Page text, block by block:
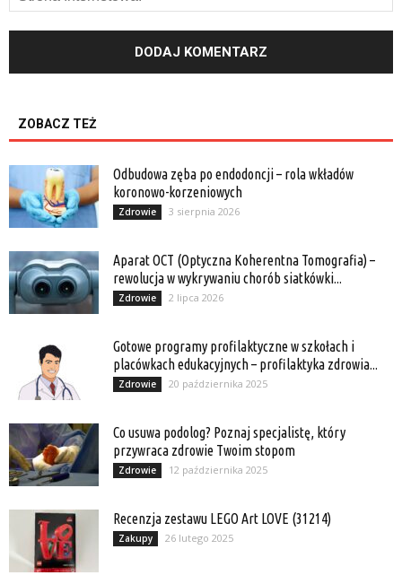
ZOBACZ TEŻ
Odbudowa zęba po endodoncji – rola wkładów
koronowo-korzeniowych
Zdrowie 3 sierpnia 2026
Aparat OCT (Optyczna Koherentna Tomografia) –
rewolucja w wykrywaniu chorób siatkówki...
Zdrowie 2 lipca 2026
Gotowe programy profilaktyczne w szkołach i
placówkach edukacyjnych – profilaktyka zdrowia...
Zdrowie 20 października 2025
Co usuwa podolog? Poznaj specjalistę, który
przywraca zdrowie Twoim stopom
Zdrowie 12 października 2025
Recenzja zestawu LEGO Art LOVE (31214)
Zakupy 26 lutego 2025